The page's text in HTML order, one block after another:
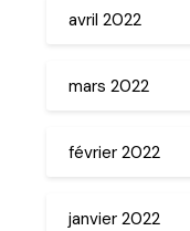
avril 2022
mars 2022
février 2022
janvier 2022